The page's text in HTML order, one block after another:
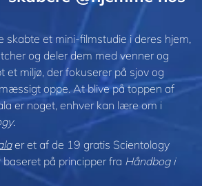
skabte et mini-filmstudie i deres hjem,
og deler dem med venner og
et miljø, der fokuserer på sjov og
oppe. At blive på toppen af
er noget, enhver kan lære om i
.
er et af de 19 gratis Scientology
på principper fra Håndbog i